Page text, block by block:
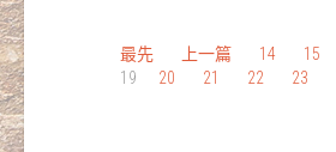
最先 上一篇 14 15
19
20 21 22 23